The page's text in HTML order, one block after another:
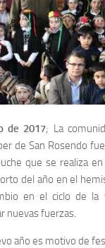
de 2017; La
de San Rosendo
que se realiza
del año en el
en el ciclo de la
nuevas fuerzas.
año es motivo de